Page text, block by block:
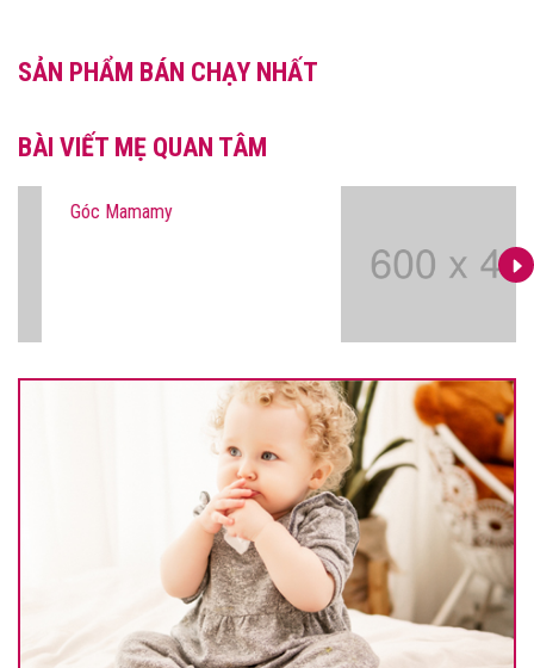
SẢN PHẨM BÁN CHẠY NHẤT
BÀI VIẾT MẸ QUAN TÂM